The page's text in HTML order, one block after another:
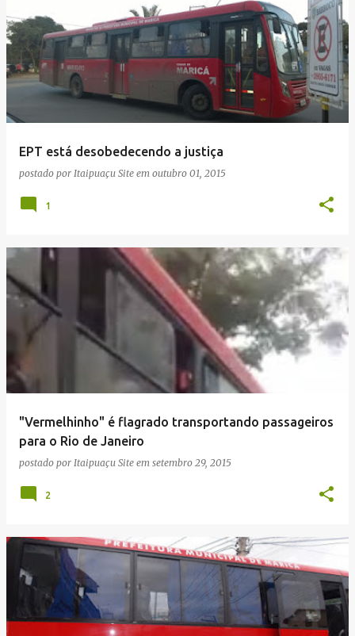
EPT está desobedecendo a justiça
postado por Itaipuaçu Site em outubro 01, 2015
1
"Vermelhinho" é flagrado transportando passageiros
para o Rio de Janeiro
postado por Itaipuaçu Site em setembro 29, 2015
2